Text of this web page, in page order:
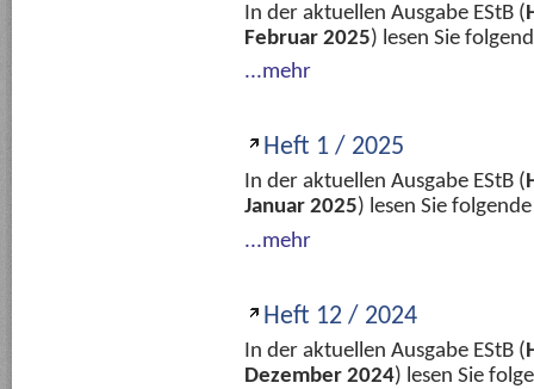
In der aktuellen Ausgabe EStB (
Februar 2025) lesen Sie
...mehr
Heft 1 / 2025
In der aktuellen Ausgabe EStB (
Januar 2025) lesen Sie
...mehr
Heft 12 / 2024
In der aktuellen Ausgabe EStB (
Dezember 2024) lesen Sie